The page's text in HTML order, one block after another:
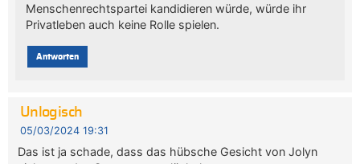
Menschenrechtspartei kandidieren würde, würde ihr
Privatleben auch keine Rolle spielen.
Antworten
Unlogisch
05/03/2024 19:31
Das ist ja schade, dass das hübsche Gesicht von Jolyn